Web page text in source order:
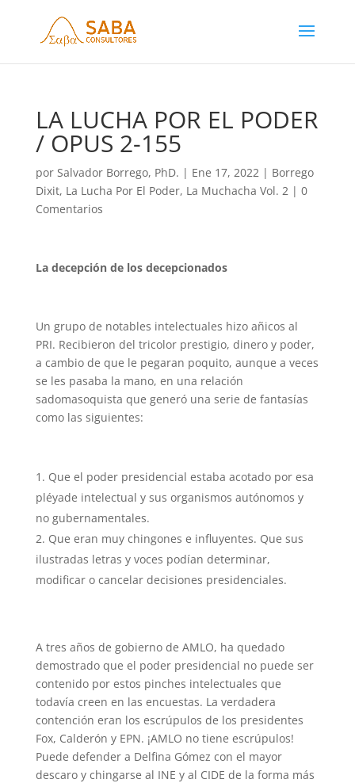
LA LUCHA POR EL PODER
/ OPUS 2-155
por Salvador Borrego, PhD. | Ene 17, 2022| Borrego
Dixit, La Lucha Por El Poder, La Muchacha Vol. 2| 0
Comentarios
La decepción de los decepcionados
Un grupo de notables intelectuales hizo añicos al
PRI. Recibieron del tricolor prestigio, dinero y poder,
a cambio de que le pegaran poquito, aunque a veces
se les pasaba la mano, en una relación
sadomasoquista que generó una serie de fantasías
como las siguientes:
Que el poder presidencial estaba acotado por esa
pléyade intelectual y sus organismos autónomos y
no gubernamentales.
Que eran muy chingones e influyentes. Que sus
ilustradas letras y voces podían determinar,
modificar o cancelar decisiones presidenciales.
A tres años de gobierno de AMLO, ha quedado
demostrado que el poder presidencial no puede ser
contenido por estos pinches intelectuales que
todavía creen en las encuestas. La verdadera
contención eran los escrúpulos de los presidentes
Fox, Calderón y EPN. ¡AMLO no tiene escrúpulos!
Puede defender a Delfina Gómez con el mayor
descaro y chingarse al INE y al CIDE de la forma más